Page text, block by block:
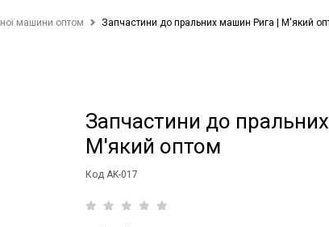
машини оптом Запчастини до пральних машин Рига | М'який
Запчастини до
М'який оптом
Код AK-017